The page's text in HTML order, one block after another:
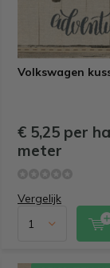
Volkswagen
€ 5,25 per
meter
Vergelijk